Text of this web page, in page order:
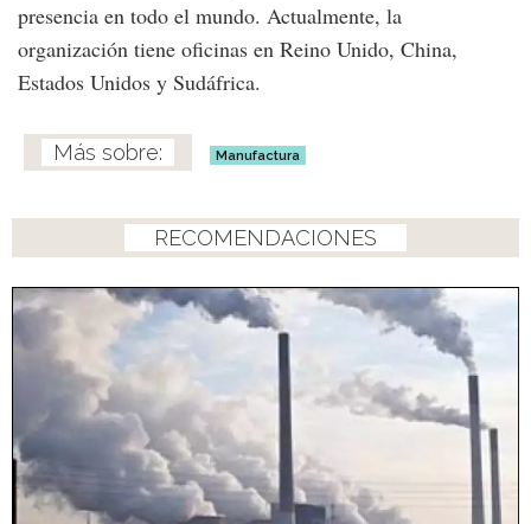
presencia en todo el mundo. Actualmente, la
organización tiene oficinas en Reino Unido, China,
Estados Unidos y Sudáfrica.
Manufactura
RECOMENDACIONES